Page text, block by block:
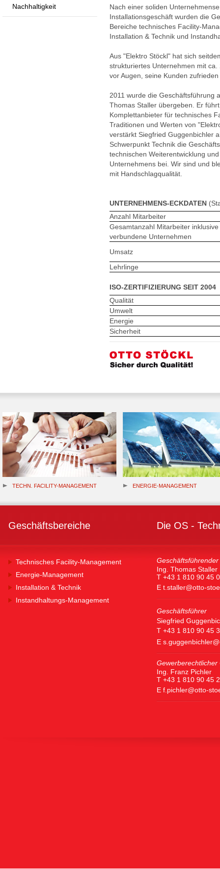
Nachhaltigkeit
Nach einer soliden
Installationsgeschäft wurden die
Bereiche technisches Facility-
Installation & Technik und
Aus "Elektro Stöckl" hat sich
strukturiertes Unternehmen mit
vor Augen, seine Kunden
2011 wurde die Geschäftsführung
Thomas Staller übergeben. Er
Komplettanbieter für technisches
Traditionen und Werten von
verstärkt Siegfried Guggenbichler
Schwerpunkt Technik die
technischen Weiterentwicklung
Unternehmens bei. Wir sind und
mit Handschlagqualität.
UNTERNEHMENS-ECKDATEN
Anzahl Mitarbeiter
Gesamtanzahl Mitarbeiter inklusive
verbundene Unternehmen
Umsatz
Lehrlinge
ISO-ZERTIFIZIERUNG SEIT 2004
Qualität
Umwelt
Energie
Sicherheit
TECHN. FACILITY-MANAGEMENT ENERGIE-MANAGEMENT
Geschäftsbereiche Die OS -
Technisches Facility-Management
Energie-Management
Installation & Technik
Instandhaltungs-Management
Ing. Thomas Staller
T +43 1 810 90 45 0
E t.staller@otto-
Geschäftsführer
Siegfried
T +43 1 810 90 45
E
Gewerberechtlicher
Ing. Franz Pichler
T +43 1 810 90 45
E f.pichler@otto-